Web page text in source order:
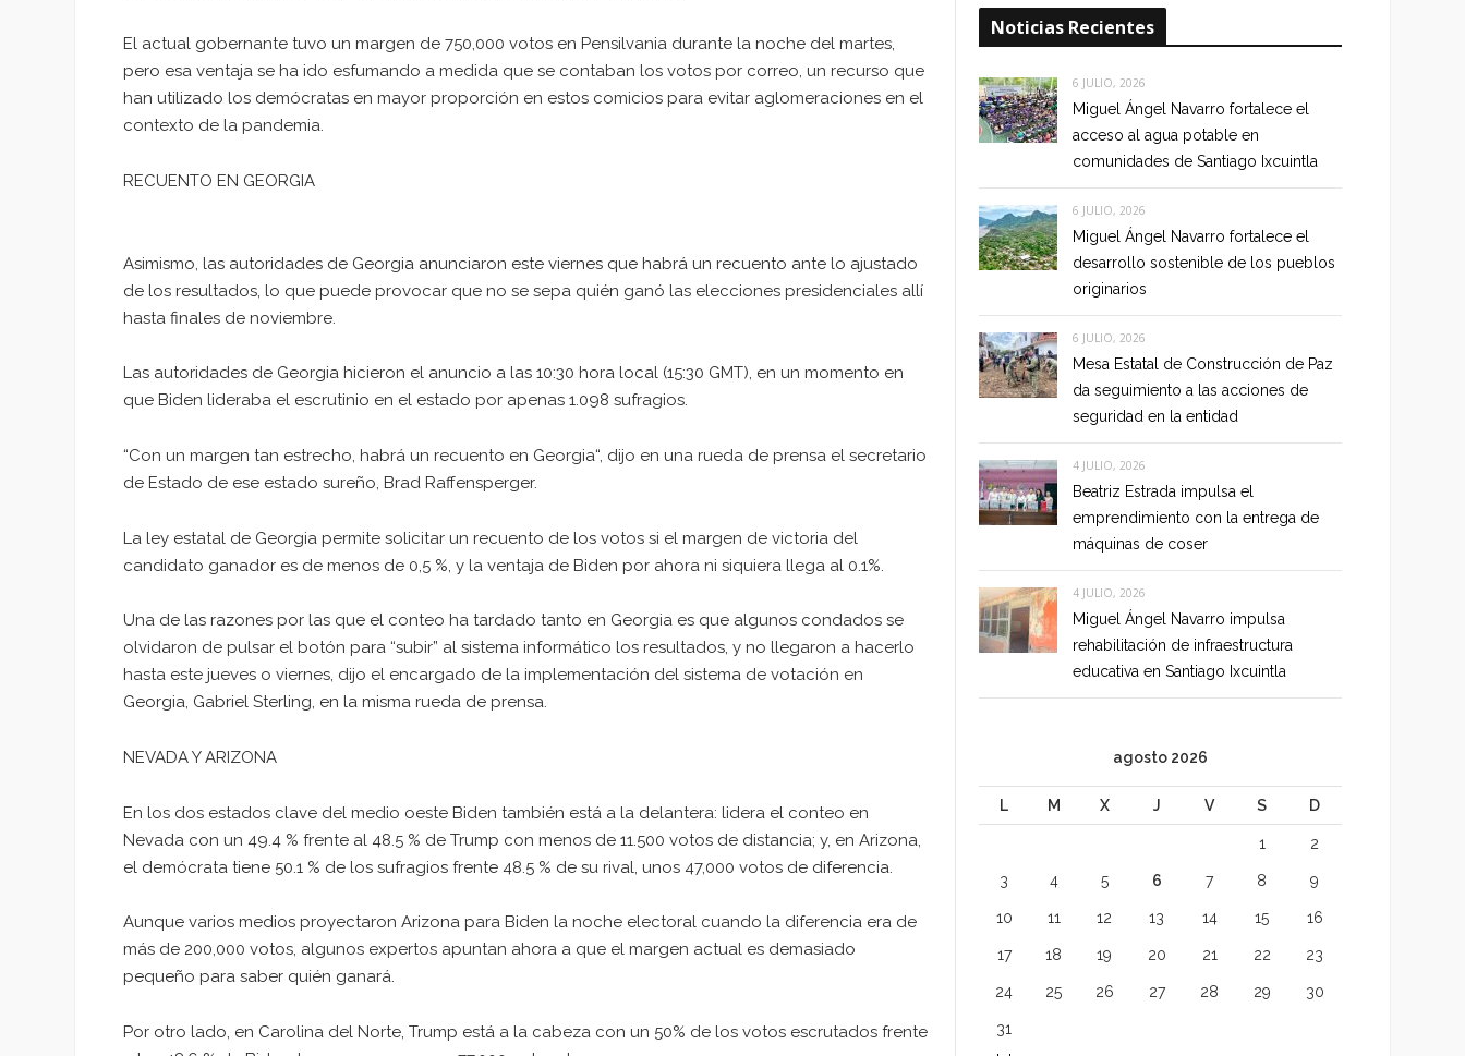
El actual gobernante tuvo un margen de 750,000 votos en Pensilvania durante la noche del martes,
pero esa ventaja se ha ido esfumando a medida que se contaban los votos por correo, un recurso que
han utilizado los demócratas en mayor proporción en estos comicios para evitar aglomeraciones en el
contexto de la pandemia.
RECUENTO EN GEORGIA
Asimismo, las autoridades de Georgia anunciaron este viernes que habrá un recuento ante lo ajustado
de los resultados, lo que puede provocar que no se sepa quién ganó las elecciones presidenciales allí
hasta finales de noviembre.
Las autoridades de Georgia hicieron el anuncio a las 10:30 hora local (15:30 GMT), en un momento en
que Biden lideraba el escrutinio en el estado por apenas 1.098 sufragios.
“Con un margen tan estrecho, habrá un recuento en Georgia“, dijo en una rueda de prensa el secretario
de Estado de ese estado sureño, Brad Raffensperger.
La ley estatal de Georgia permite solicitar un recuento de los votos si el margen de victoria del
candidato ganador es de menos de 0,5 %, y la ventaja de Biden por ahora ni siquiera llega al 0.1%.
Una de las razones por las que el conteo ha tardado tanto en Georgia es que algunos condados se
olvidaron de pulsar el botón para “subir” al sistema informático los resultados, y no llegaron a hacerlo
hasta este jueves o viernes, dijo el encargado de la implementación del sistema de votación en
Georgia, Gabriel Sterling, en la misma rueda de prensa.
NEVADA Y ARIZONA
En los dos estados clave del medio oeste Biden también está a la delantera: lidera el conteo en
Nevada con un 49.4 % frente al 48.5 % de Trump con menos de 11.500 votos de distancia; y, en Arizona,
el demócrata tiene 50.1 % de los sufragios frente 48.5 % de su rival, unos 47,000 votos de diferencia.
Aunque varios medios proyectaron Arizona para Biden la noche electoral cuando la diferencia era de
más de 200,000 votos, algunos expertos apuntan ahora a que el margen actual es demasiado
pequeño para saber quién ganará.
Por otro lado, en Carolina del Norte, Trump está a la cabeza con un 50% de los votos escrutados frente
Noticias Recientes
6 JULIO, 2026
Miguel Ángel Navarro fortalece el
acceso al agua potable en
comunidades de Santiago Ixcuintla
6 JULIO, 2026
Miguel Ángel Navarro fortalece el
desarrollo sostenible de los pueblos
originarios
6 JULIO, 2026
Mesa Estatal de Construcción de Paz
da seguimiento a las acciones de
seguridad en la entidad
4 JULIO, 2026
Beatriz Estrada impulsa el
emprendimiento con la entrega de
máquinas de coser
4 JULIO, 2026
Miguel Ángel Navarro impulsa
rehabilitación de infraestructura
educativa en Santiago Ixcuintla
agosto 2026
L M X J V S D
1 2
3 4 5 6 7 8 9
10 11 12 13 14 15 16
17 18 19 20 21 22 23
24 25 26 27 28 29 30
31